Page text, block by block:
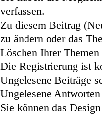
verfassen.
Zu diesem Beitrag
zu ändern oder das
Löschen Ihrer
Die Registrierung ist
Ungelesene Beiträge
Ungelesene
Sie können das